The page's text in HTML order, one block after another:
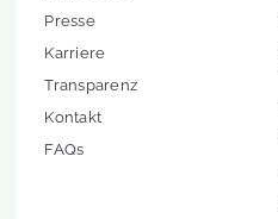
Presse
Karriere
Transparenz
Kontakt
FAQs